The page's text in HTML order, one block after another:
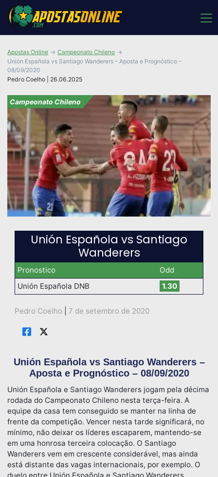
Pedro Coelho | 26.06.2025
Apostas Online
Campeonato Chileno
Unión Española vs Santiago Wanderers – Aposta e Prognóstico –
08/09/2020
Campeonato Chileno
Unión Española vs Santiago
Wanderers
Pronostico
Odd
Unión Española DNB
1.30
Pedro Coelho 7 de setembro de 2020
Unión Española vs Santiago Wanderers –
Aposta e Prognóstico – 08/09/2020
Unión Española e Santiago Wanderers jogam pela décima
rodada do Campeonato Chileno nesta terça-feira. A
equipe da casa tem conseguido se manter na linha de
frente da competição. Vencer nesta tarde significará, no
mínimo, não deixar os líderes escaparem, mantendo-se
em uma honrosa terceira colocação. O Santiago
Wanderers vem em crescente considerável, mas ainda
está distante das vagas internacionais, por exemplo. O
duelo entre Unión Española e Santiago Wanderers